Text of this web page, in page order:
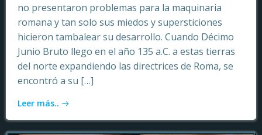
no presentaron problemas para la maquinaria
romana y tan solo sus miedos y supersticiones
hicieron tambalear su desarrollo. Cuando Décimo
Junio Bruto llego en el año 135 a.C. a estas tierras
del norte expandiendo las directrices de Roma, se
encontró a su […]
Leer más..